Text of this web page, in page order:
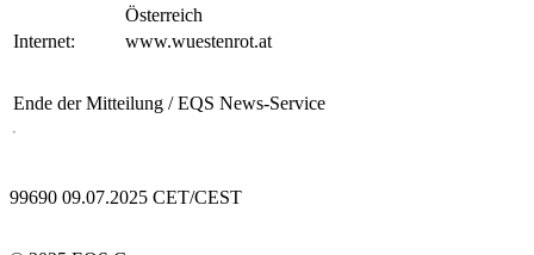
Österreich
Internet:
www.wuestenrot.at
Ende der Mitteilung / EQS News-Service
99690 09.07.2025 CET/CEST